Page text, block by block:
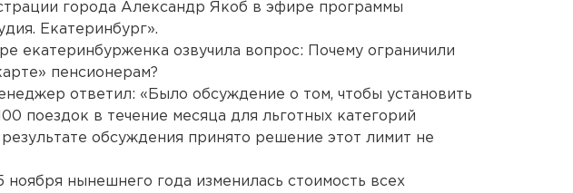
города Александр Якоб в эфире программы
Екатеринбург».
екатеринбурженка озвучила вопрос: Почему ограничили
пенсионерам?
ответил: «Было обсуждение о том, чтобы установить
поездок в течение месяца для льготных категорий
обсуждения принято решение этот лимит не
ноября нынешнего года изменилась стоимость всех